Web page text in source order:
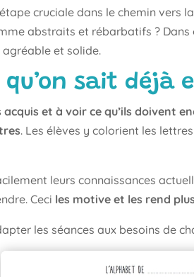
cruciale dans le chemin vers
abstraits et rébarbatifs ?
et solide.
qu’on sait déjà
et à voir ce qu’ils doivent
. Les élèves y colorient les
leurs connaissances
Ceci les motive et les rend
les séances aux besoins de